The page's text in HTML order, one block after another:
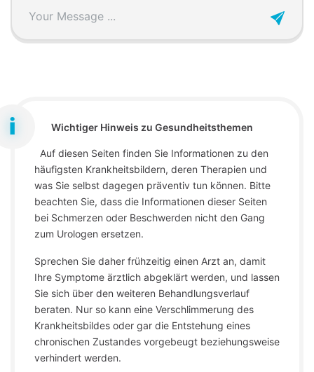
Wichtiger Hinweis zu Gesundheitsthemen
Auf diesen Seiten finden Sie Informationen zu den
häufigsten Krankheitsbildern, deren Therapien und
was Sie selbst dagegen präventiv tun können. Bitte
beachten Sie, dass die Informationen dieser Seiten
bei Schmerzen oder Beschwerden nicht den Gang
zum Urologen ersetzen.
Sprechen Sie daher frühzeitig einen Arzt an, damit
Ihre Symptome ärztlich abgeklärt werden, und lassen
Sie sich über den weiteren Behandlungsverlauf
beraten. Nur so kann eine Verschlimmerung des
Krankheitsbildes oder gar die Entstehung eines
chronischen Zustandes vorgebeugt beziehungsweise
verhindert werden.